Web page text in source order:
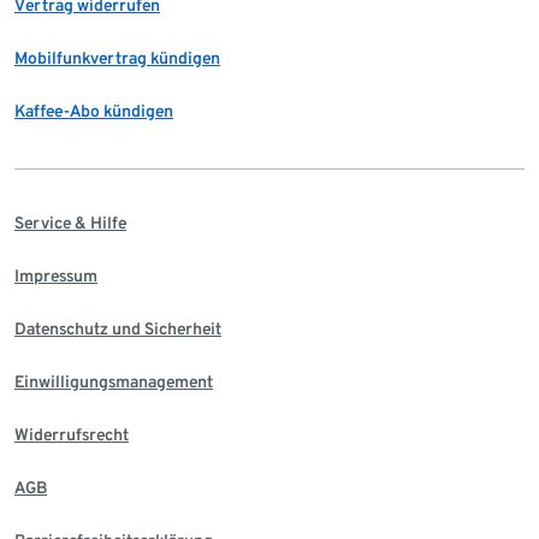
Vertrag widerrufen
Mobilfunkvertrag kündigen
Kaffee-Abo kündigen
Service & Hilfe
Impressum
Datenschutz und Sicherheit
Einwilligungsmanagement
Widerrufsrecht
AGB